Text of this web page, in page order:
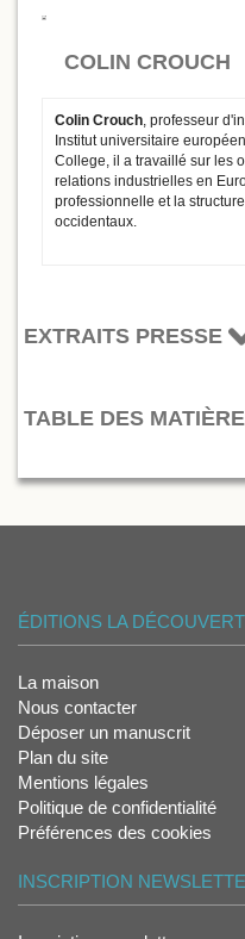
COLIN CROUCH
Colin Crouch , professeur
Institut universitaire
College, il a travaillé sur les
relations industrielles en
professionnelle et la
occidentaux.
EXTRAITS PRESSE
TABLE DES
ÉDITIONS LA
La maison
Nous contacter
Déposer un manuscrit
Plan du site
Mentions légales
Politique de confidentialité
Préférences des cookies
INSCRIPTION